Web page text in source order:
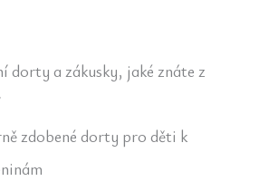
dorty a zákusky, jaké znáte z
zdobené dorty pro děti k